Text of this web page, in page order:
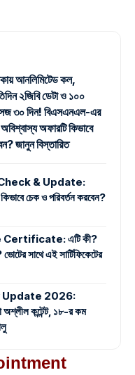
আনলিমিটেড কল,
২জিবি ডেটা ও ১০০
৩০ দিন! বিএসএনএল-এর
অফারটি কিভাবে
জানুন বিস্তারিত
& Update:
চেক ও পরিবর্তন করবেন?
এটি কী?
সাথে এই সার্টিফিকেটের
Update 2026:
অশ্লীল কন্টেন্ট, ১৮-র কম